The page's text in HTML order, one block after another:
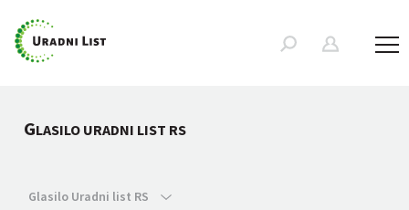
GLASILO URADNI LIST RS
Glasilo Uradni list RS